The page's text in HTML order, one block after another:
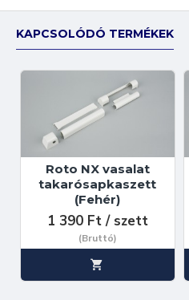
KAPCSOLÓDÓ TERMÉKEK
Roto NX vasalat
takarósapkaszett
(Fehér)
1 390 Ft / szett
(Bruttó)